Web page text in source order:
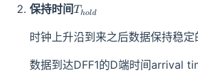
保持时间T_{hold}
Thold
时钟上升沿到来之后数据保持稳定
数据到达DFF1的D端时间arrival